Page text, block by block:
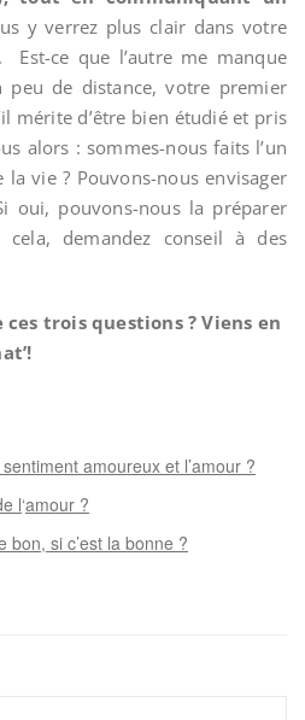
y verrez plus clair dans votre
ce que l’autre me manque
peu de distance, votre premier
mérite d’être bien étudié et pris
alors : sommes-nous faits l’un
vie ? Pouvons-nous envisager
oui, pouvons-nous la préparer
demandez conseil à des
trois questions ? Viens en
amoureux et l’amour ?
l‘amour ?
bon, si c’est la bonne ?